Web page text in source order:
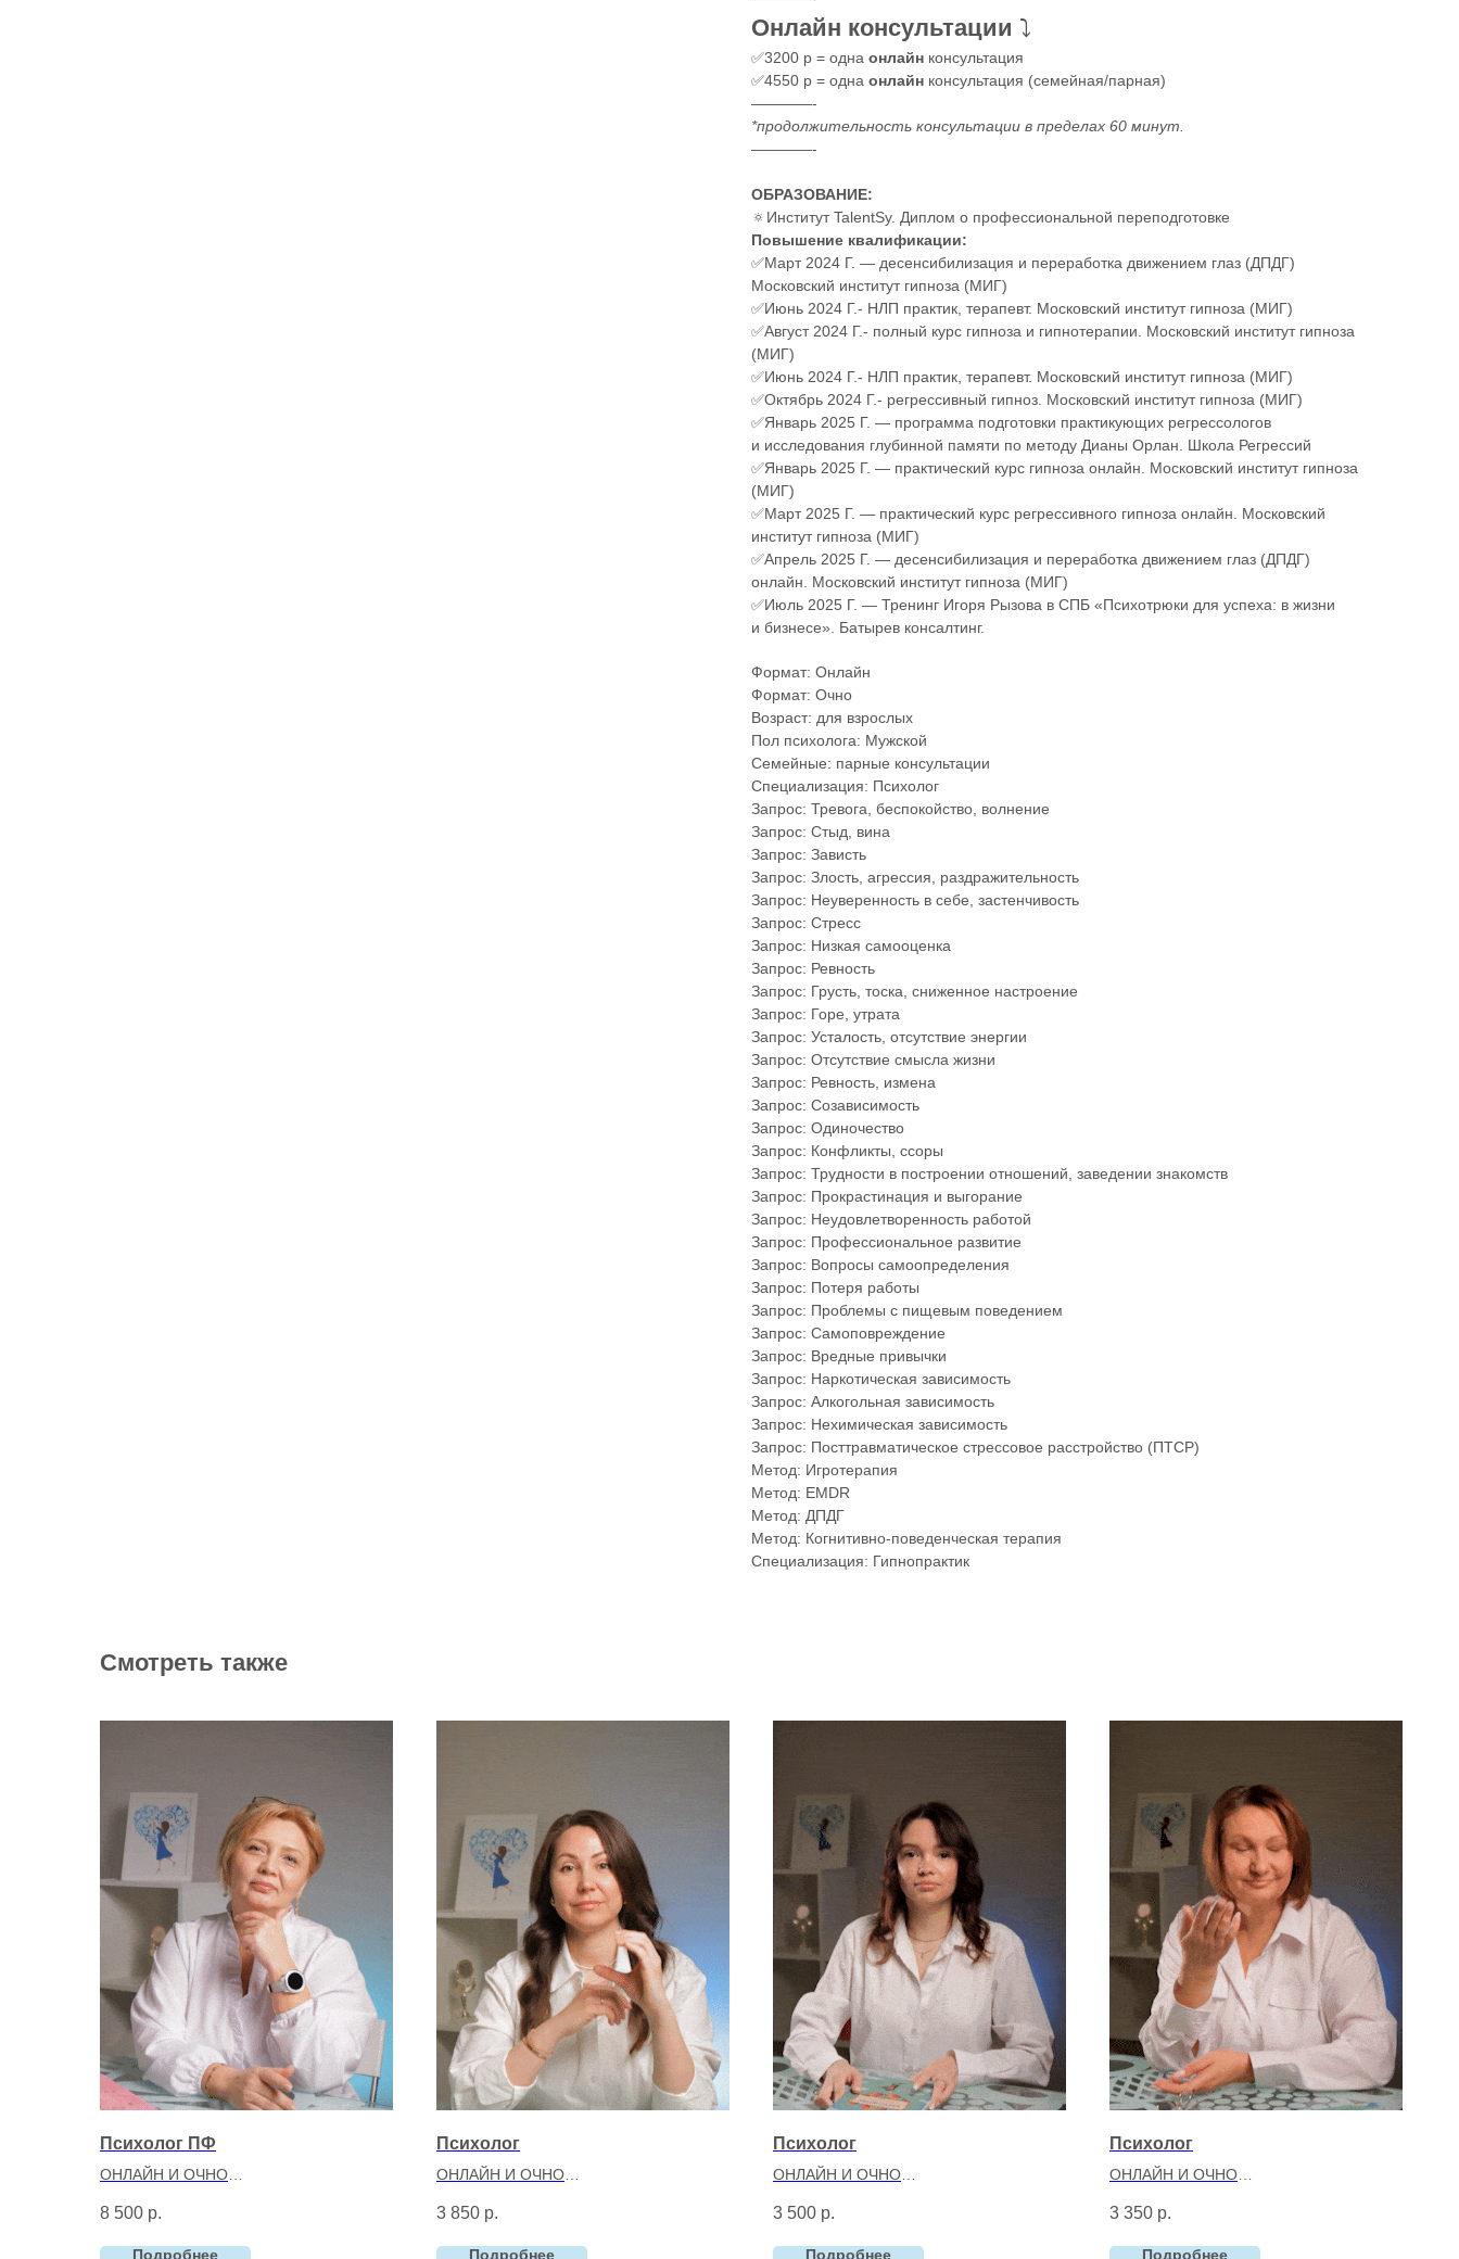
Онлайн консультации ⤵️
✅3200 р = одна онлайн консультация
✅4550 р = одна онлайн консультация (семейная/парная)
————-
*продолжительность консультации в пределах 60 минут.
————-
ОБРАЗОВАНИЕ:
🔅Институт TalentSy. Диплом о профессиональной переподготовке
Повышение квалификации:
✅Март 2024 Г. — десенсибилизация и переработка движением глаз (ДПДГ)
Московский институт гипноза (МИГ)
✅Июнь 2024 Г.- НЛП практик, терапевт. Московский институт гипноза (МИГ)
✅Август 2024 Г.- полный курс гипноза и гипнотерапии. Московский институт гипноза
(МИГ)
✅Июнь 2024 Г.- НЛП практик, терапевт. Московский институт гипноза (МИГ)
✅Октябрь 2024 Г.- регрессивный гипноз. Московский институт гипноза (МИГ)
✅Январь 2025 Г. — программа подготовки практикующих регрессологов
и исследования глубинной памяти по методу Дианы Орлан. Школа Регрессий
✅Январь 2025 Г. — практический курс гипноза онлайн. Московский институт гипноза
(МИГ)
✅Март 2025 Г. — практический курс регрессивного гипноза онлайн. Московский
институт гипноза (МИГ)
✅Апрель 2025 Г. — десенсибилизация и переработка движением глаз (ДПДГ)
онлайн. Московский институт гипноза (МИГ)
✅Июль 2025 Г. — Тренинг Игоря Рызова в СПБ «Психотрюки для успеха: в жизни
и бизнесе». Батырев консалтинг.
Формат: Онлайн
Формат: Очно
Возраст: для взрослых
Пол психолога: Мужской
Семейные: парные консультации
Специализация: Психолог
Запрос: Тревога, беспокойство, волнение
Запрос: Стыд, вина
Запрос: Зависть
Запрос: Злость, агрессия, раздражительность
Запрос: Неуверенность в себе, застенчивость
Запрос: Стресс
Запрос: Низкая самооценка
Запрос: Ревность
Запрос: Грусть, тоска, сниженное настроение
Запрос: Горе, утрата
Запрос: Усталость, отсутствие энергии
Запрос: Отсутствие смысла жизни
Запрос: Ревность, измена
Запрос: Созависимость
Запрос: Одиночество
Запрос: Конфликты, ссоры
Запрос: Трудности в построении отношений, заведении знакомств
Запрос: Прокрастинация и выгорание
Запрос: Неудовлетворенность работой
Запрос: Профессиональное развитие
Запрос: Вопросы самоопределения
Запрос: Потеря работы
Запрос: Проблемы с пищевым поведением
Запрос: Самоповреждение
Запрос: Вредные привычки
Запрос: Наркотическая зависимость
Запрос: Алкогольная зависимость
Запрос: Нехимическая зависимость
Запрос: Посттравматическое стрессовое расстройство (ПТСР)
Метод: Игротерапия
Метод: EMDR
Метод: ДПДГ
Метод: Когнитивно-поведенческая терапия
Специализация: Гипнопрактик
Смотреть также
Психолог ПФ
ОНЛАЙН И ОЧНО
Клинический психолог,
профориентолог
8 500 р.
Подробнее
Психолог
ОНЛАЙН И ОЧНО
Психолог-консультант, коуч
Опыт:с 2023
3 850 р.
Подробнее
Психолог
ОНЛАЙН И ОЧНО
Психолог, EMDR-терапевт
Опыт:с 2025
3 500 р.
Подробнее
Психолог
ОНЛАЙН И ОЧНО
Полимодальный психолог,
организационный (бизнес)психолог,
3 350 р.
Подробнее